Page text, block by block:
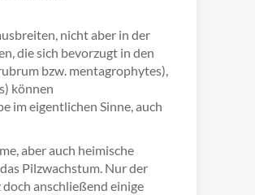
nicht aber in der
die sich bevorzugt in den
bzw. mentagrophytes),
können
im eigentlichen Sinne, auch
aber auch heimische
Pilzwachstum. Nur der
anschließend einige